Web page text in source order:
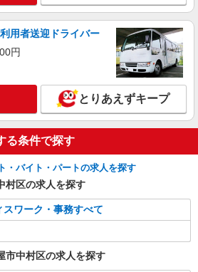
務や経理のオシゴト
1,450円 ※当社規定あり
県名古屋市中村区／最寄駅：名古屋駅、さ
詳細を見る
式会社 名古屋コーディネートセンタ
験OK＞スマホ好きな方必見＊すぐ使え
に準備をするお仕事＠名駅
1500円
県名古屋市中村区／最寄駅：名古屋駅
詳細を見る
用者送迎ドライバー
円
とりあえずキープ
る条件で探す
・バイト・パートの求人を探す
村区の求人を探す
スワーク・事務すべて
市中村区の求人を探す